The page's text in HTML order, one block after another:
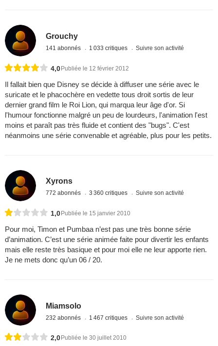
Grouchy
141 abonnés 1 033 critiques Suivre son activité
4,0Publiée le 12 février 2012
Il fallait bien que Disney se décide à diffuser une série avec le
suricate et le phacochère en vedette tous droit sortis de leur
dernier grand film le Roi Lion, qui marqua leur âge d'or. Si
l'humour fonctionne malgré un peu de lourdeurs, l'animation l'est
moins et paraît pas très fluide et contient des "bugs". C'est
néanmoins une série convenable et agréable, plus pour les petits.
Xyrons
772 abonnés 3 360 critiques Suivre son activité
1,0Publiée le 15 janvier 2010
Pour moi, Timon et Pumbaa n’est pas une très bonne série
d’animation. C’est une série animée faite pour divertir les enfants
mais elle reste très basique et pour moi elle ne leur apporte rien.
Je ne mets donc qu’un 06 / 20.
Miamsolo
232 abonnés 1 467 critiques Suivre son activité
2,0 Publiée le 30 juillet 2010